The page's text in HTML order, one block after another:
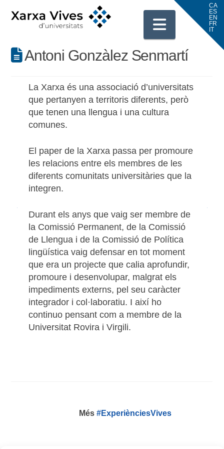
Antoni Gonzàlez Senmartí
La Xarxa és una associació d’universitats
que pertanyen a territoris diferents, però
que tenen una llengua i una cultura
comunes.
El paper de la Xarxa passa per promoure
les relacions entre els membres de les
diferents comunitats universitàries que la
integren.
Durant els anys que vaig ser membre de
la Comissió Permanent, de la Comissió
de Llengua i de la Comissió de Política
lingüística vaig defensar en tot moment
que era un projecte que calia aprofundir,
promoure i desenvolupar, malgrat els
impediments externs, pel seu caràcter
integrador i col·laboratiu. I així ho
continuo pensant com a membre de la
Universitat Rovira i Virgili.
Més #ExperiènciesVives